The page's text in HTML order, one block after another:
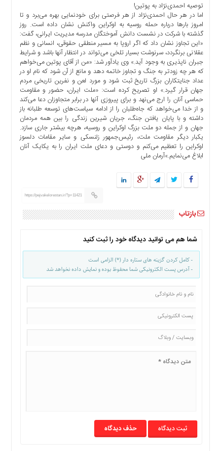
توصیه احمدی‌نژاد به پوتین!
اما در هر حال احمدی‌نژاد از هر فرصتی برای خودنمایی بهره می‌برد و تا
امروز بارها درباره حمله روسیه به اوکراین واکنش نشان داده است. روز
گذشته با شرکت در نشست دانش آموختگان مدرسه مدیریت ایرانی، گفت:
«این تجاوز نشان داد که اگر اروپا به مسیر منطقی حقوقی، انسانی و نظم
عقلانی برنگردد، سرنوشت بسیار تلخی می‌تواند در انتظار آنها باشد و شرایط
جبران ناپذیری به وجود ‌آید.» وی یادآور شد: «من از آقای پوتین می‌خواهم
که هر چه زودتر به جنگ و تجاوز خاتمه دهد و مانع از آن شود که نام او در
عداد جنایتکاران بزرگ تاریخ ثبت شود و مورد لعن و نفرین تاریخی مردم
جهان قرار گیرد.» او تصریح کرده است: «ملت ایران، حضور و مقاومت
حماسی آنان را ارج می‌نهد و برای پیروزی آنها در برابر متجاوزان دعا می‌کند
و از خدا می‌خواهد که جاه‌طلبان را از ادامه سیاست‌های توسعه طلبانه باز
داشته و با پایان یافتن جنگ، جریان شیرین زندگی را بین همه مردمان
جهان و از جمله دو ملت بزرگ اوکراین و روسیه، هرچه بیشتر جاری سازد.
یکبار دیگر مقاومت ملت، رئیس‌جمهور زلنسکی و سایر مقامات دلسوز
اوکراین را تعظیم می‌کنم و دوستی و دعای ملت ایران را به یکایک آنان
ابلاغ می‌نمایم.»آرمان ملی
https://pejvakelorestan.ir/?p=11421
بازتاب
شما هم می توانید دیدگاه خود را ثبت کنید
- کامل کردن گزینه های ستاره دار (*) الزامی است
- آدرس پست الکترونیکی شما محفوظ بوده و نمایش داده نخواهد شد
حذف دیدگاه